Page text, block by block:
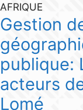
AFRIQUE
Gestion
publique:
acteurs
Lomé